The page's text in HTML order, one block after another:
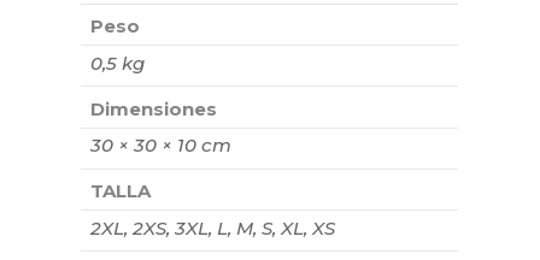
Peso
0,5 kg
Dimensiones
30 × 30 × 10 cm
TALLA
2XL, 2XS, 3XL, L, M, S, XL, XS